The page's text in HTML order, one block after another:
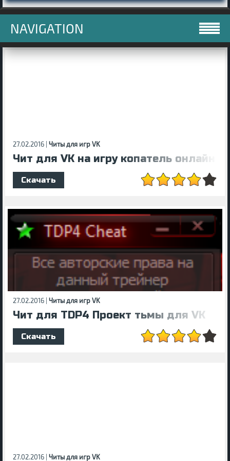
NAVIGATION
27.02.2016 | Читы для игр VK
Чит для VK на игру копатель онлайн
Скачать
27.02.2016 | Читы для игр VK
Чит для TDP4 Проект тьмы для VK
Скачать
27.02.2016 | Читы для игр VK